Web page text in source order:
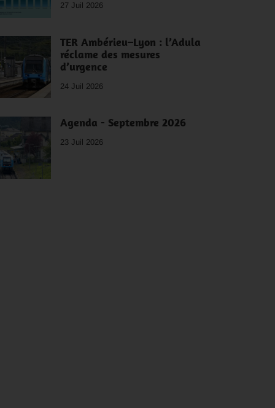
27 Juil 2026
TER Ambérieu–Lyon : l’Adula
réclame des mesures
d’urgence
24 Juil 2026
Agenda - Septembre 2026
23 Juil 2026